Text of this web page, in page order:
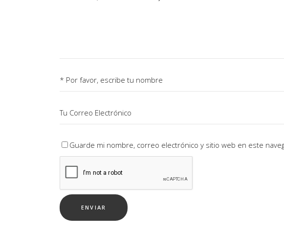
Guarde mi nombre, correo electrónico y sitio web en este